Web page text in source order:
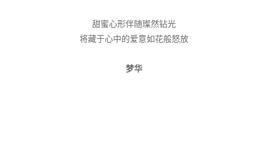
甜蜜心形伴随璨然钻光
将藏于心中的爱意如花般怒放
梦华